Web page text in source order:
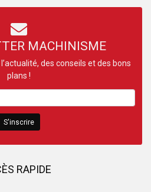
RAPIDE
MACHINISME
des conseils et des bons
plans !
S'inscrire